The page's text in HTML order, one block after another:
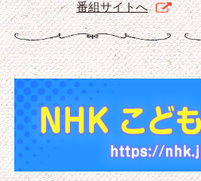
番組サイトへ